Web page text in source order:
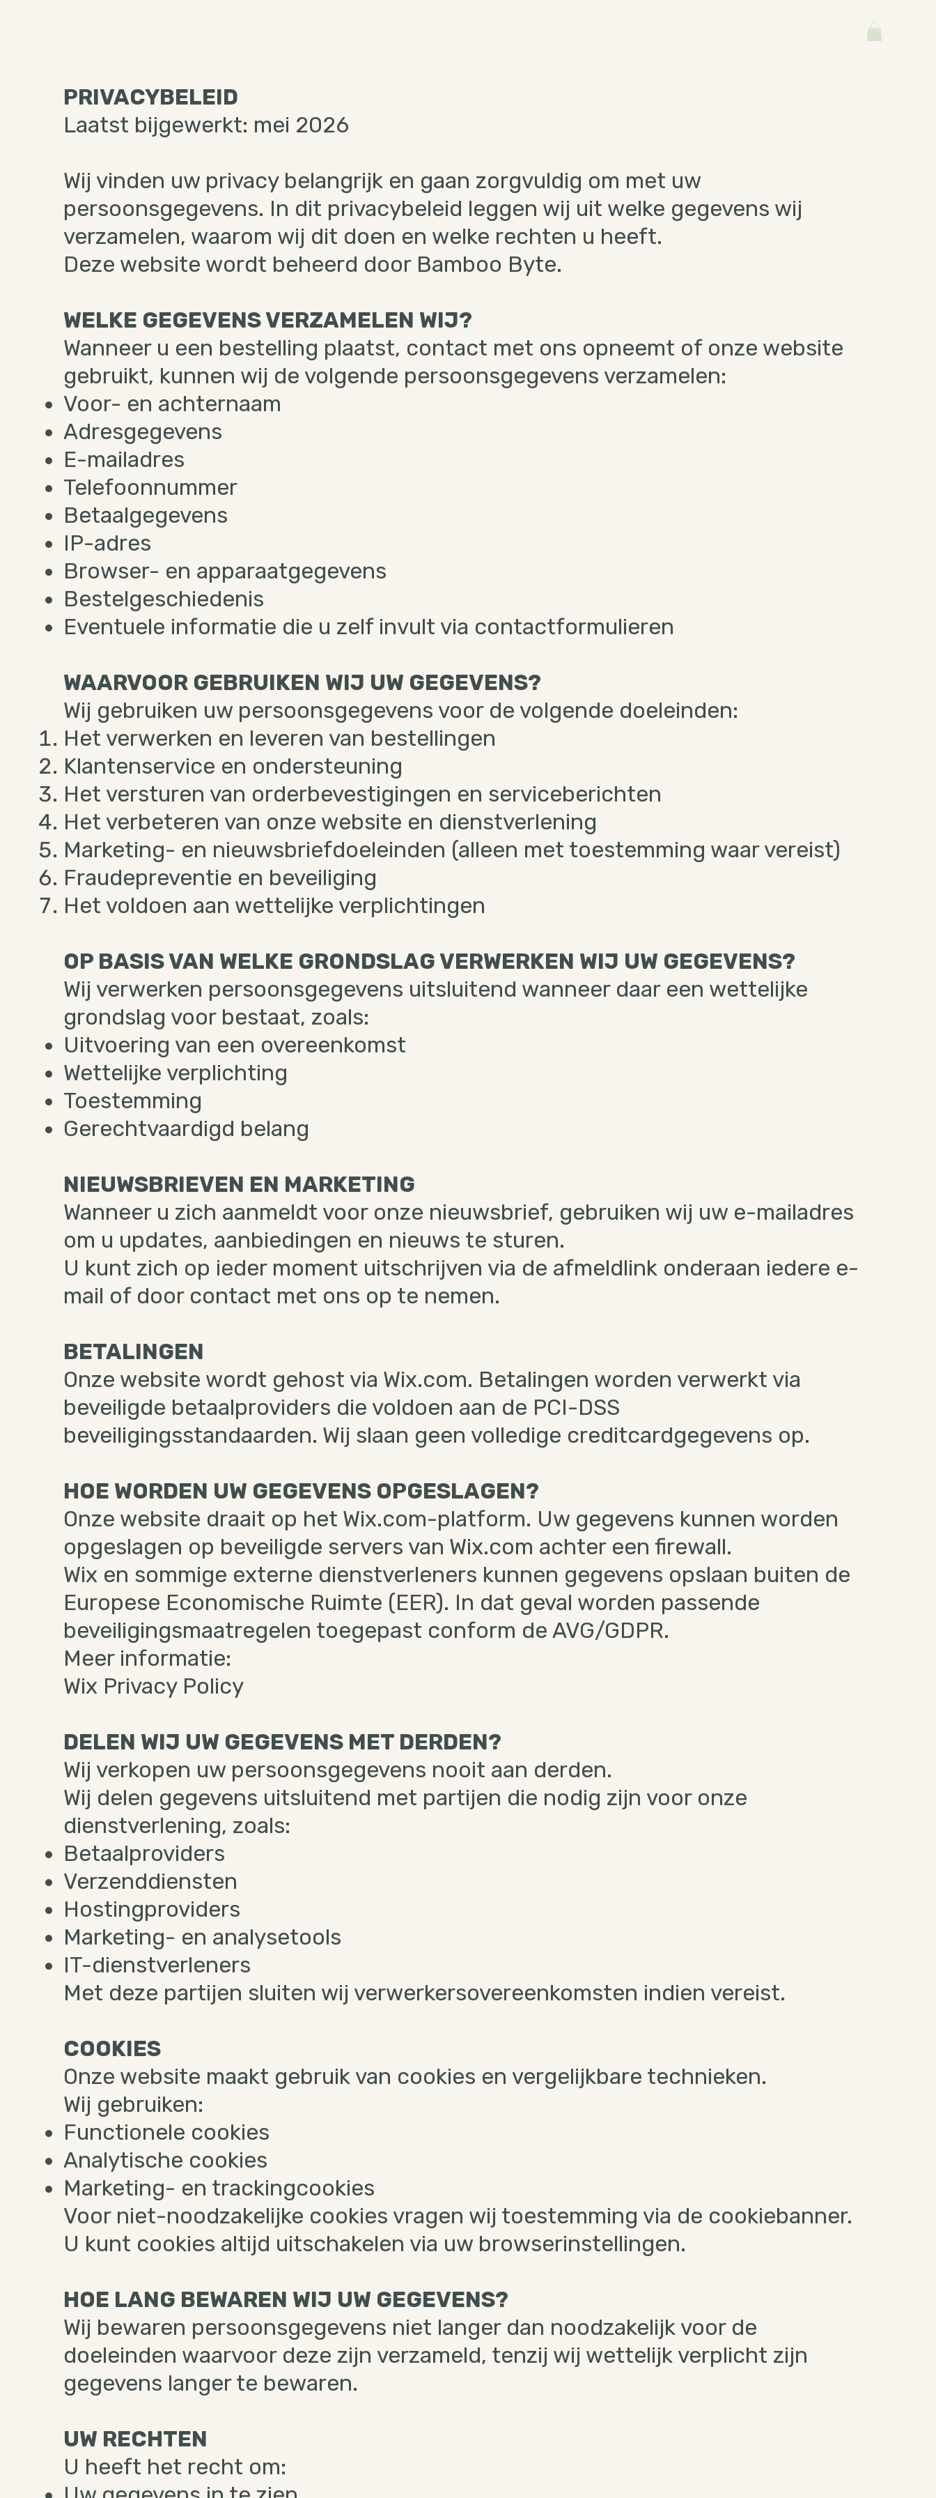
PRIVACYBELEID
Laatst bijgewerkt: mei 2026
Wij vinden uw privacy belangrijk en gaan zorgvuldig om met uw
persoonsgegevens. In dit privacybeleid leggen wij uit welke gegevens wij
verzamelen, waarom wij dit doen en welke rechten u heeft.
Deze website wordt beheerd door Bamboo Byte.
WELKE GEGEVENS VERZAMELEN WIJ?
Wanneer u een bestelling plaatst, contact met ons opneemt of onze website
gebruikt, kunnen wij de volgende persoonsgegevens verzamelen:
Voor- en achternaam
Adresgegevens
E-mailadres
Telefoonnummer
Betaalgegevens
IP-adres
Browser- en apparaatgegevens
Bestelgeschiedenis
Eventuele informatie die u zelf invult via contactformulieren
WAARVOOR GEBRUIKEN WIJ UW GEGEVENS?
Wij gebruiken uw persoonsgegevens voor de volgende doeleinden:
Het verwerken en leveren van bestellingen
Klantenservice en ondersteuning
Het versturen van orderbevestigingen en serviceberichten
Het verbeteren van onze website en dienstverlening
Marketing- en nieuwsbriefdoeleinden (alleen met toestemming waar vereist)
Fraudepreventie en beveiliging
Het voldoen aan wettelijke verplichtingen
OP BASIS VAN WELKE GRONDSLAG VERWERKEN WIJ UW GEGEVENS?
Wij verwerken persoonsgegevens uitsluitend wanneer daar een wettelijke
grondslag voor bestaat, zoals:
Uitvoering van een overeenkomst
Wettelijke verplichting
Toestemming
Gerechtvaardigd belang
NIEUWSBRIEVEN EN MARKETING
Wanneer u zich aanmeldt voor onze nieuwsbrief, gebruiken wij uw e-mailadres
om u updates, aanbiedingen en nieuws te sturen.
U kunt zich op ieder moment uitschrijven via de afmeldlink onderaan iedere e-
mail of door contact met ons op te nemen.
BETALINGEN
Onze website wordt gehost via Wix.com. Betalingen worden verwerkt via
beveiligde betaalproviders die voldoen aan de PCI-DSS
beveiligingsstandaarden. Wij slaan geen volledige creditcardgegevens op.
HOE WORDEN UW GEGEVENS OPGESLAGEN?
Onze website draait op het Wix.com-platform. Uw gegevens kunnen worden
opgeslagen op beveiligde servers van Wix.com achter een firewall.
Wix en sommige externe dienstverleners kunnen gegevens opslaan buiten de
Europese Economische Ruimte (EER). In dat geval worden passende
beveiligingsmaatregelen toegepast conform de AVG/GDPR.
Meer informatie:
Wix Privacy Policy
DELEN WIJ UW GEGEVENS MET DERDEN?
Wij verkopen uw persoonsgegevens nooit aan derden.
Wij delen gegevens uitsluitend met partijen die nodig zijn voor onze
dienstverlening, zoals:
Betaalproviders
Verzenddiensten
Hostingproviders
Marketing- en analysetools
IT-dienstverleners
Met deze partijen sluiten wij verwerkersovereenkomsten indien vereist.
COOKIES
Onze website maakt gebruik van cookies en vergelijkbare technieken.
Wij gebruiken:
Functionele cookies
Analytische cookies
Marketing- en trackingcookies
Voor niet-noodzakelijke cookies vragen wij toestemming via de cookiebanner.
U kunt cookies altijd uitschakelen via uw browserinstellingen.
HOE LANG BEWAREN WIJ UW GEGEVENS?
Wij bewaren persoonsgegevens niet langer dan noodzakelijk voor de
doeleinden waarvoor deze zijn verzameld, tenzij wij wettelijk verplicht zijn
gegevens langer te bewaren.
UW RECHTEN
U heeft het recht om: